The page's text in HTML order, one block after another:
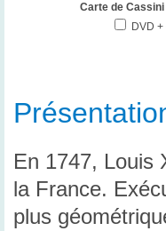
Carte de
DVD
En 1747, Louis
la France.
plus